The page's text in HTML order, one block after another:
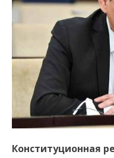
Конституционная